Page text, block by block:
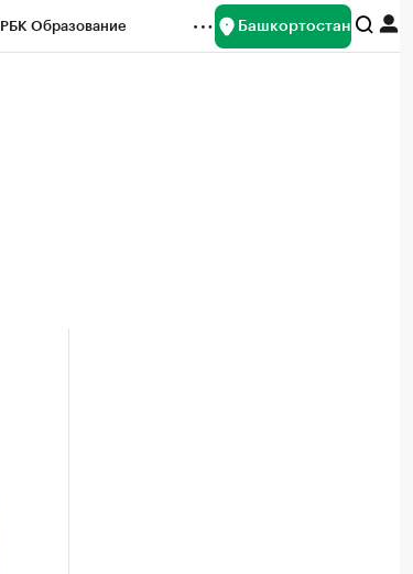
РБК Образование Башкортостан